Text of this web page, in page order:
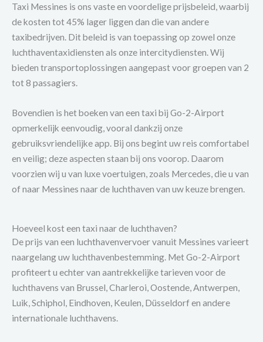
Taxi Messines is ons vaste en voordelige prijsbeleid, waarbij
de kosten tot 45% lager liggen dan die van andere
taxibedrijven. Dit beleid is van toepassing op zowel onze
luchthaventaxidiensten als onze intercitydiensten. Wij
bieden transportoplossingen aangepast voor groepen van 2
tot 8 passagiers.
Bovendien is het boeken van een taxi bij Go-2-Airport
opmerkelijk eenvoudig, vooral dankzij onze
gebruiksvriendelijke app. Bij ons begint uw reis comfortabel
en veilig; deze aspecten staan bij ons voorop. Daarom
voorzien wij u van luxe voertuigen, zoals Mercedes, die u van
of naar Messines naar de luchthaven van uw keuze brengen.
Hoeveel kost een taxi naar de luchthaven?
De prijs van een luchthavenvervoer vanuit Messines varieert
naargelang uw luchthavenbestemming. Met Go-2-Airport
profiteert u echter van aantrekkelijke tarieven voor de
luchthavens van Brussel, Charleroi, Oostende, Antwerpen,
Luik, Schiphol, Eindhoven, Keulen, Düsseldorf en andere
internationale luchthavens.